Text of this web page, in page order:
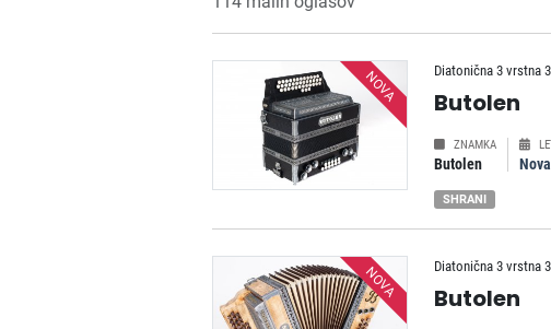
NOVA Diatonična 3 vrstna
Butolen
ZNAMKA
Butolen Nova
SHRANI
NOVA Diatonična 3 vrstna
Butolen